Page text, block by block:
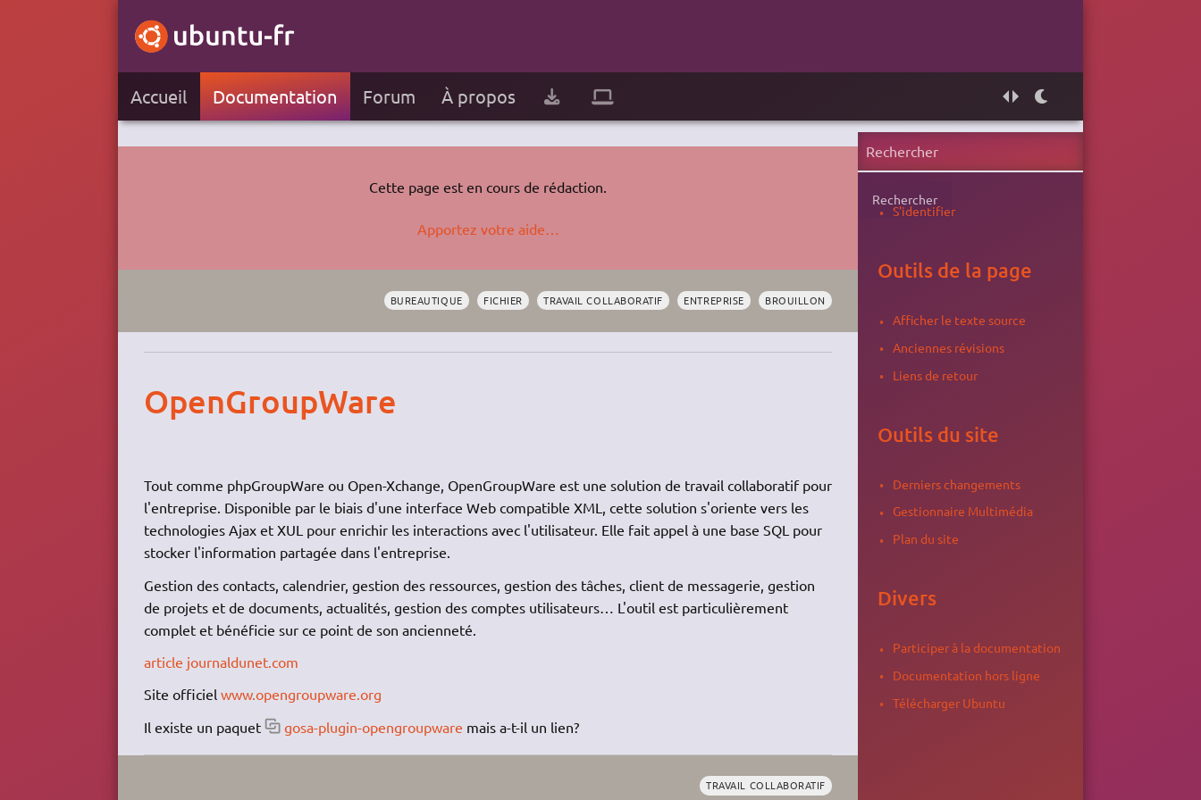
Accueil Documentation Forum À propos
Cette page est en cours de rédaction.
Apportez votre aide…
BUREAUTIQUE FICHIER TRAVAIL COLLABORATIF ENTREPRISE BROUILLON
OpenGroupWare
Tout comme phpGroupWare ou Open-Xchange, OpenGroupWare est une solution de travail collaboratif pour
l'entreprise. Disponible par le biais d'une interface Web compatible XML, cette solution s'oriente vers les
technologies Ajax et XUL pour enrichir les interactions avec l'utilisateur. Elle fait appel à une base SQL pour
stocker l'information partagée dans l'entreprise.
Gestion des contacts, calendrier, gestion des ressources, gestion des tâches, client de messagerie, gestion
de projets et de documents, actualités, gestion des comptes utilisateurs… L'outil est particulièrement
complet et bénéficie sur ce point de son ancienneté.
article journaldunet.com
Site officiel www.opengroupware.org
Il existe un paquet
gosa-plugin-opengroupware mais a-t-il un lien?
TRAVAIL COLLABORATIF
Rechercher
S'identifier
Outils de la page
Afficher le texte source
Anciennes révisions
Liens de retour
Outils du site
Derniers changements
Gestionnaire Multimédia
Plan du site
Divers
Participer à la documentation
Documentation hors ligne
Télécharger Ubuntu